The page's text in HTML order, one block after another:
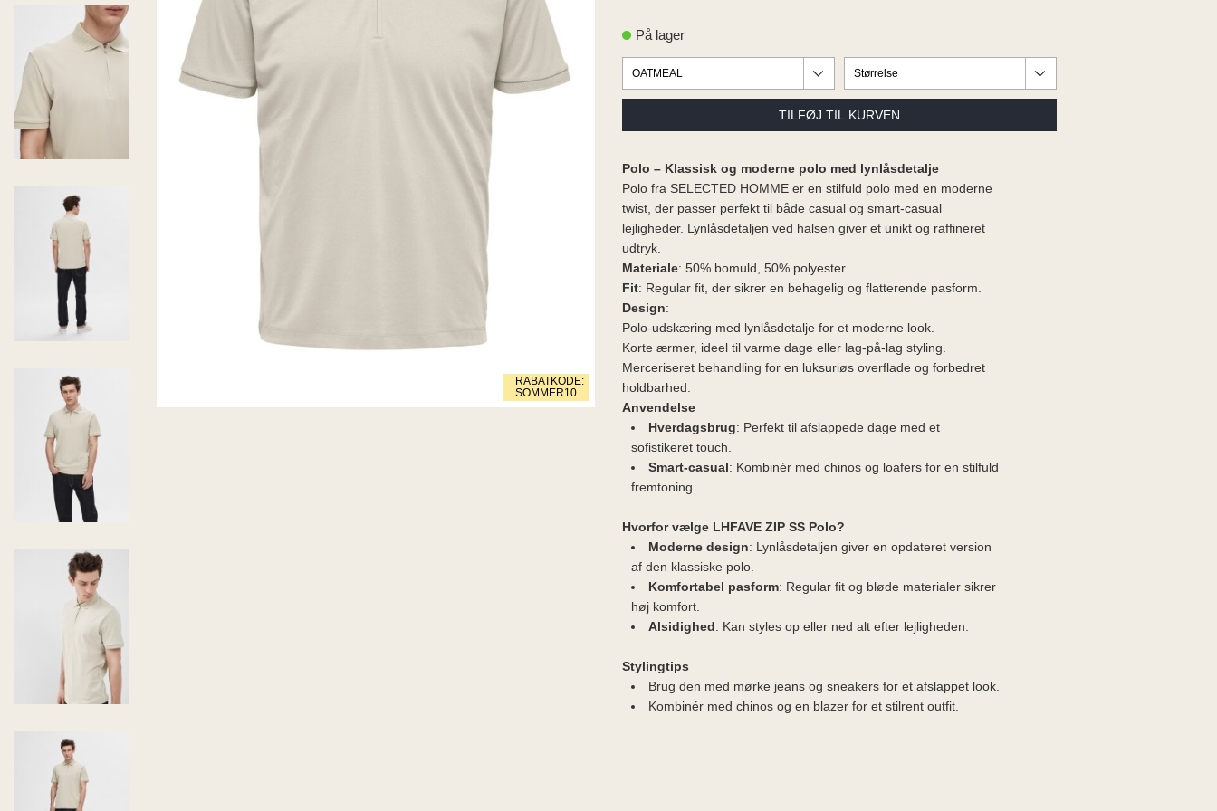
RABATKODE:
SOMMER10
På lager
Polo – Klassisk og moderne polo med lynlåsdetalje
Polo fra SELECTED HOMME er en stilfuld polo med en moderne
twist, der passer perfekt til både casual og smart-casual
lejligheder. Lynlåsdetaljen ved halsen giver et unikt og raffineret
udtryk.
Materiale: 50% bomuld, 50% polyester.
Fit: Regular fit, der sikrer en behagelig og flatterende pasform.
Design:
Polo-udskæring med lynlåsdetalje for et moderne look.
Korte ærmer, ideel til varme dage eller lag-på-lag styling.
Merceriseret behandling for en luksuriøs overflade og forbedret
holdbarhed.
Anvendelse
Hverdagsbrug: Perfekt til afslappede dage med et
sofistikeret touch.
Smart-casual: Kombinér med chinos og loafers for en stilfuld
fremtoning.
Hvorfor vælge LHFAVE ZIP SS Polo?
Moderne design: Lynlåsdetaljen giver en opdateret version
af den klassiske polo.
Komfortabel pasform: Regular fit og bløde materialer sikrer
høj komfort.
Alsidighed: Kan styles op eller ned alt efter lejligheden.
Stylingtips
Brug den med mørke jeans og sneakers for et afslappet look.
Kombinér med chinos og en blazer for et stilrent outfit.